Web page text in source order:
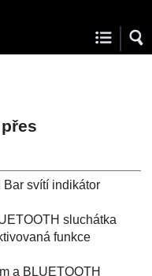
Bar svítí indikátor
sluchátka
funkce
a BLUETOOTH